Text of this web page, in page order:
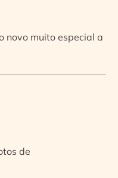
novo muito especial a
de